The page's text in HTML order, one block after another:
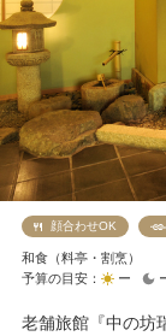
顔合わせOK
和食（料亭・割烹）
予算の目安：
ー
老舗旅館『中の坊